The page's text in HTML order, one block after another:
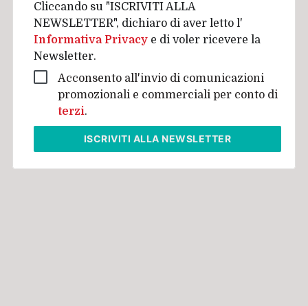
Cliccando su "ISCRIVITI ALLA
NEWSLETTER", dichiaro di aver letto l'
Informativa Privacy e di voler ricevere la
Newsletter.
Acconsento all'invio di comunicazioni
promozionali e commerciali per conto di
terzi.
ISCRIVITI ALLA NEWSLETTER